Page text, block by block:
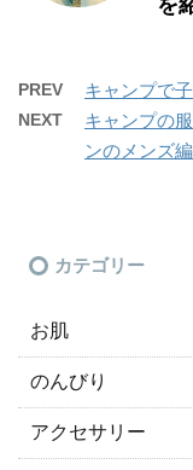
を
PREV キャンプで
NEXT
キャンプの
ンのメンズ
カテゴリー
お肌
のんびり
アクセサリー